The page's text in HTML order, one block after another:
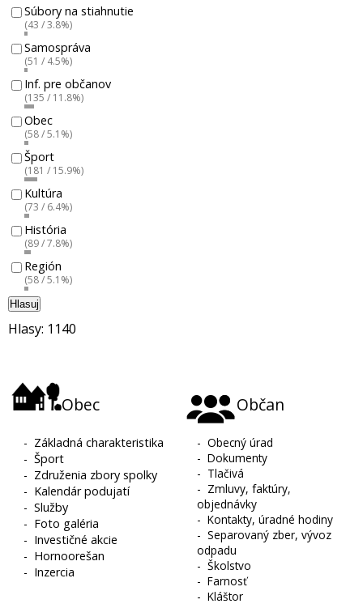
Súbory na stiahnutie
(43 / 3.8%)
Samospráva
(51 / 4.5%)
Inf. pre občanov
(135 / 11.8%)
Obec
(58 / 5.1%)
Šport
(181 / 15.9%)
Kultúra
(73 / 6.4%)
História
(89 / 7.8%)
Región
(58 / 5.1%)
Hlasuj
Hlasy: 1140
Obec
- Základná charakteristika
-Šport
- Združenia zbory spolky
- Kalendár podujatí
-Služby
- Foto galéria
- Investičné akcie
- Hornoorešan
- Inzercia
Občan
-Obecný úrad
-Dokumenty
- Tlačivá
- Zmluvy, faktúry,
objednávky
-Kontakty, úradné hodiny
-Separovaný zber, vývoz
odpadu
-Školstvo
-Farnosť
-Kláštor